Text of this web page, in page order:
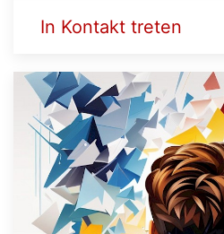
In Kontakt treten